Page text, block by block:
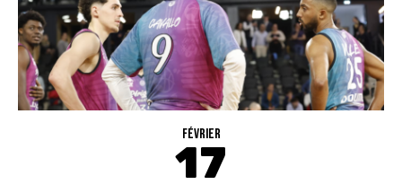
FÉVRIER
17